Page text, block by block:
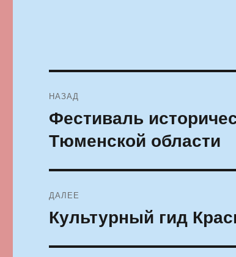
по
записям
НАЗАД
Предыдущая
Фестиваль
Тюменской области
ДАЛЕЕ
Следующая
запись:
Культурный гид